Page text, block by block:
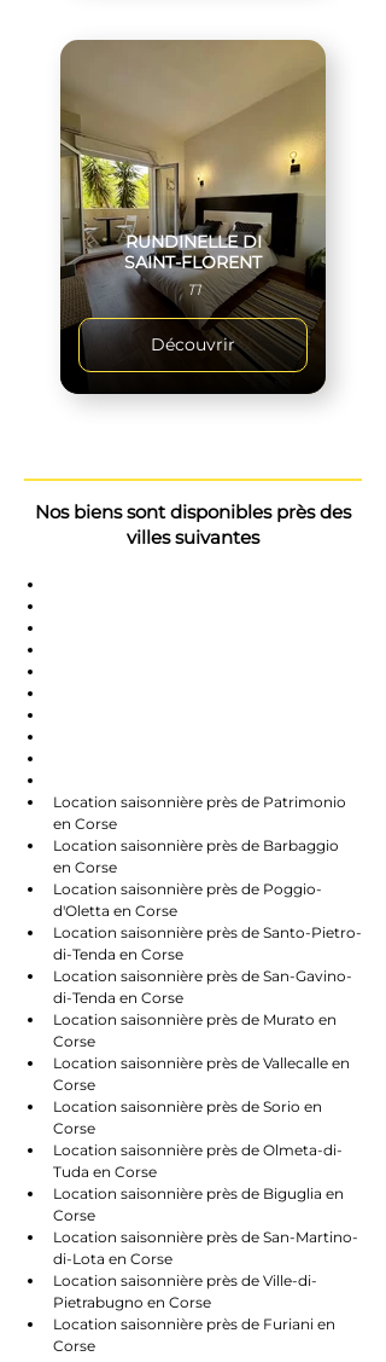
RUNDINELLE DI
SAINT-FLORENT
T1
Découvrir
Nos biens sont disponibles près des
villes suivantes
Location saisonnière près de Patrimonio
en Corse
Location saisonnière près de Barbaggio
en Corse
Location saisonnière près de Poggio-
d'Oletta en Corse
Location saisonnière près de Santo-Pietro-
di-Tenda en Corse
Location saisonnière près de San-Gavino-
di-Tenda en Corse
Location saisonnière près de Murato en
Corse
Location saisonnière près de Vallecalle en
Corse
Location saisonnière près de Sorio en
Corse
Location saisonnière près de Olmeta-di-
Tuda en Corse
Location saisonnière près de Biguglia en
Corse
Location saisonnière près de San-Martino-
di-Lota en Corse
Location saisonnière près de Ville-di-
Pietrabugno en Corse
Location saisonnière près de Furiani en
Corse